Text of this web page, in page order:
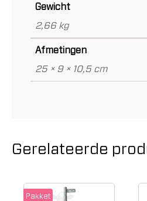
Gewicht
2,66 kg
Afmetingen
25 × 9 × 10,5 cm
Gerelateerde
Pakket